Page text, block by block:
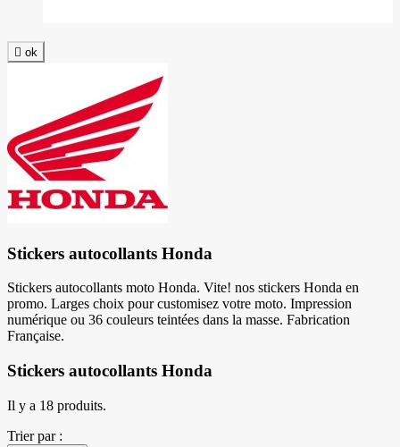
 ok
Stickers autocollants Honda
Stickers autocollants moto Honda. Vite! nos stickers Honda en
promo. Larges choix pour customisez votre moto. Impression
numérique ou 36 couleurs teintées dans la masse. Fabrication
Française.
Stickers autocollants Honda
Il y a 18 produits.
Trier par :